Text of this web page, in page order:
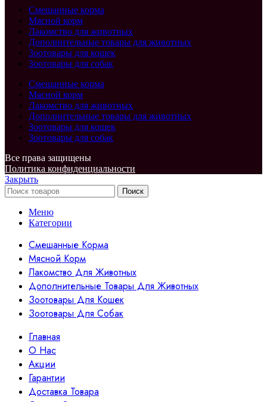
Смешанные корма
Мясной корм
Лакомство для животных
Дополнительные товары для животных
Зоотовары для кошек
Зоотовары для собак
Смешанные корма
Мясной корм
Лакомство для животных
Дополнительные товары для животных
Зоотовары для кошек
Зоотовары для собак
Все права защищены
Политика конфиденциальности
Закрыть
Поиск
Меню
Категории
Смешанные Корма
Мясной Корм
Лакомство Для Животных
Дополнительные Товары Для Животных
Зоотовары Для Кошек
Зоотовары Для Собак
Главная
О Нас
Акции
Гарантии
Доставка Товара